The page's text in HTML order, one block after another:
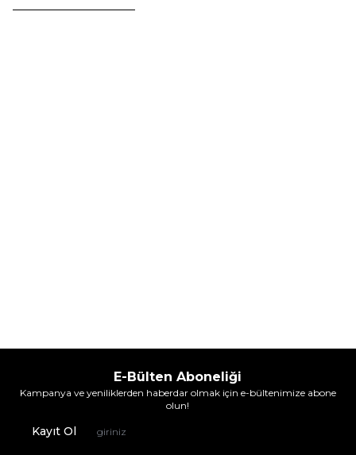
E-Bülten Aboneliği
Kampanya ve yeniliklerden haberdar olmak için e-bültenimize abone
olun!
Kayıt Ol